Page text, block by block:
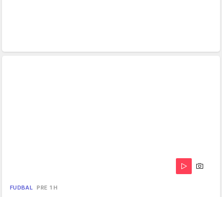
FUDBAL PRE 1 H